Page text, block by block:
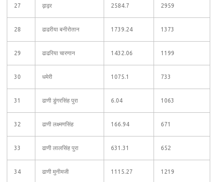
27 ढ़ाढ़र 2584.7 2959
28 ढाढरीया बनीरोतान 1739.24 1373
29 ढाढरिया चारणान 1432.06 1199
30 धमेरी 1075.1 733
31 ढाणी डुंगरसिंह पुरा 6.04 1063
32 ढाणी लक्ष्मणसिंह 166.94 671
33 ढाणी लालसिंह पुरा 631.31 652
34 ढाणी मुनीमजी 1115.27 1219